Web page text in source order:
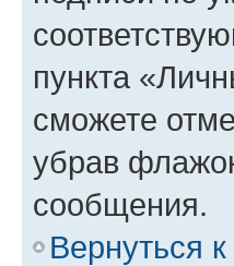
пункта
сможете
убрав
сообщения.
Вернуться